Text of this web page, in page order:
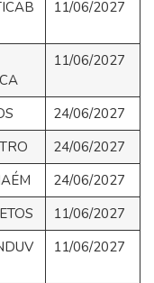
11/06/2027
11/06/2027
24/06/2027
24/06/2027
24/06/2027
11/06/2027
11/06/2027